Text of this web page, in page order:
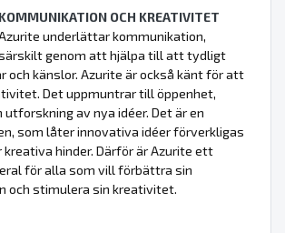
KOMMUNIKATION OCH KREATIVITET
underlättar kommunikation,
genom att hjälpa till att tydligt
och känslor. Azurite är också känt för att
Det uppmuntrar till öppenhet,
av nya idéer. Det är en
som låter innovativa idéer förverkligas
kreativa hinder. Därför är Azurite ett
för alla som vill förbättra sin
och stimulera sin kreativitet.